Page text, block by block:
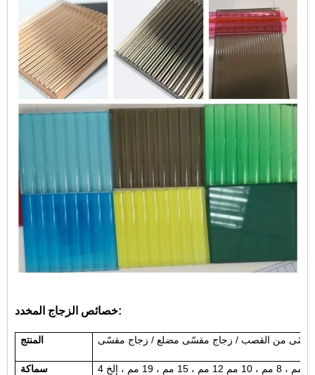
خصائص الزجاج المخدد:
المنتج من القصب / زجاج مقسّى مضلع / زجاج مقسّى
سماكة